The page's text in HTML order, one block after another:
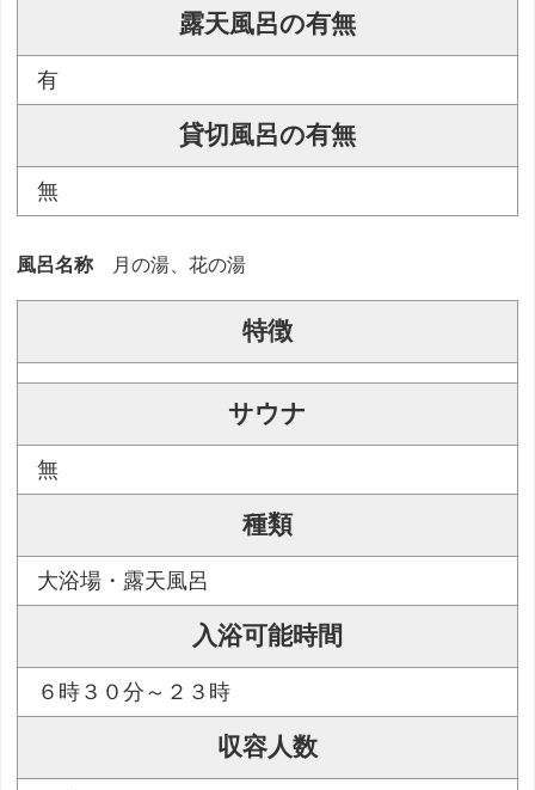
露天風呂の有無
有
貸切風呂の有無
無
風呂名称 月の湯、花の湯
特徴
サウナ
無
種類
大浴場・露天風呂
入浴可能時間
６時３０分～２３時
収容人数